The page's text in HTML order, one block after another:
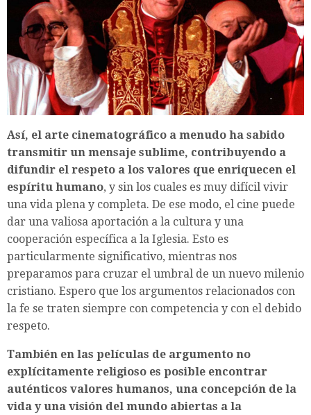
Así, el arte cinematográfico a menudo ha sabido
transmitir un mensaje sublime, contribuyendo a
difundir el respeto a los valores que enriquecen el
espíritu humano, y sin los cuales es muy difícil vivir
una vida plena y completa. De ese modo, el cine puede
dar una valiosa aportación a la cultura y una
cooperación específica a la Iglesia. Esto es
particularmente significativo, mientras nos
preparamos para cruzar el umbral de un nuevo milenio
cristiano. Espero que los argumentos relacionados con
la fe se traten siempre con competencia y con el debido
respeto.
También en las películas de argumento no
explícitamente religioso es posible encontrar
auténticos valores humanos, una concepción de la
vida y una visión del mundo abiertas a la